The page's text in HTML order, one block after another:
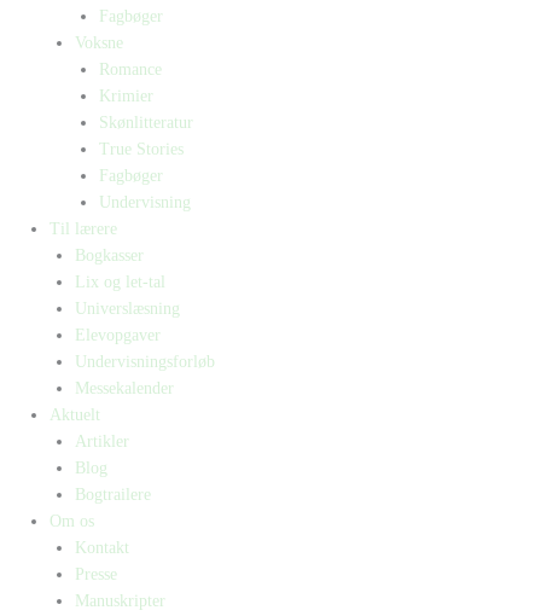
Fagbøger
Voksne
Romance
Krimier
Skønlitteratur
True Stories
Fagbøger
Undervisning
Til lærere
Bogkasser
Lix og let-tal
Universlæsning
Elevopgaver
Undervisningsforløb
Messekalender
Aktuelt
Artikler
Blog
Bogtrailere
Om os
Kontakt
Presse
Manuskripter